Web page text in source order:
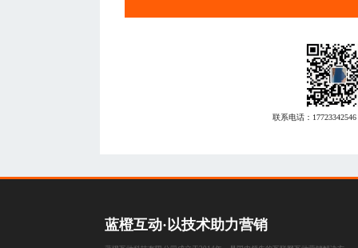
联系电话： 17723342546
蓝橙互动·以技术助力营销